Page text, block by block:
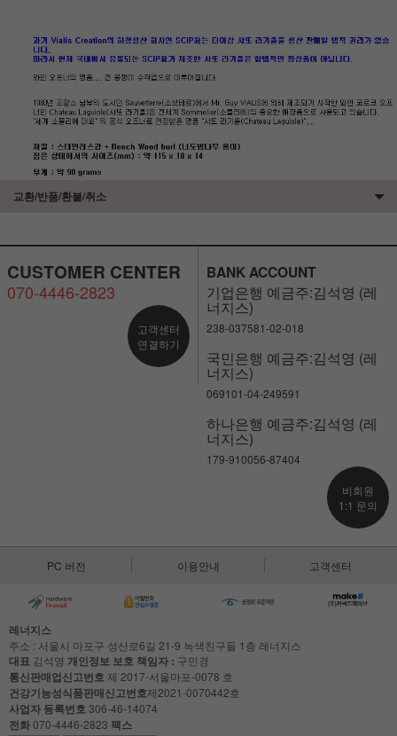
교환/반품/환불/취소
CUSTOMER CENTER
070-4446-2823
고객센터
연결하기
BANK ACCOUNT
기업은행 예금주:김석영 (레
너지스)
238-037581-02-018
국민은행 예금주:김석영 (레
너지스)
069101-04-249591
하나은행 예금주:김석영 (레
너지스)
179-910056-87404
비회원
1:1 문의
PC 버전 이용안내 고객센터
레너지스
주소 : 서울시 마포구 성산로6길 21-9 녹색친구들 1층 레너지스
대표 김석영 개인정보 보호 책임자 : 구민경
통신판매업신고번호제 2017-서울마포-0078 호
건강기능성식품판매신고번호제2021-0070442호
사업자 등록번호306-46-14074
전화070-4446-2823 팩스